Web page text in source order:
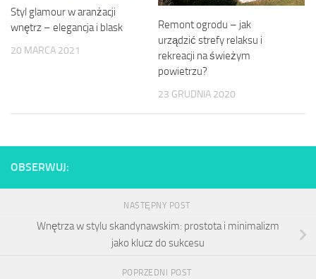
Styl glamour w aranżacji
wnętrz – elegancja i blask
20 MARCA 2021
Remont ogrodu – jak
urządzić strefy relaksu i
rekreacji na świeżym
powietrzu?
23 GRUDNIA 2020
OBSERWUJ:
NASTĘPNY POST
Wnętrza w stylu skandynawskim: prostota i minimalizm
jako klucz do sukcesu
POPRZEDNI POST